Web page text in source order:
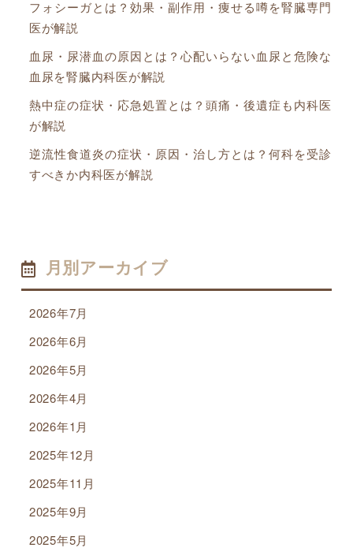
フォシーガとは？効果・副作用・痩せる噂を腎臓専門
医が解説
血尿・尿潜血の原因とは？心配いらない血尿と危険な
血尿を腎臓内科医が解説
熱中症の症状・応急処置とは？頭痛・後遺症も内科医
が解説
逆流性食道炎の症状・原因・治し方とは？何科を受診
すべきか内科医が解説
月別アーカイブ
2026年7月
2026年6月
2026年5月
2026年4月
2026年1月
2025年12月
2025年11月
2025年9月
2025年5月